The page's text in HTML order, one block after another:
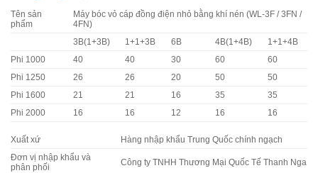
Tên sản
phẩm
Máy bóc vỏ cáp đồng điện nhỏ bằng khí nén (WL-3F / 3FN /
4FN)
3B(1+3B) 1+1+3B 6B 4B(1+4B) 1+1+4B
Phi 1000 40 40 30 60 60
Phi 1250 26 26 20 50 50
Phi 1600 21 21 16 35 35
Phi 2000 16 16 12 16 16
Xuất xứ Hàng nhập khẩu Trung Quốc chính ngạch
Đơn vị nhập khẩu và
phân phối
Công ty TNHH Thương Mại Quốc Tế Thanh Nga